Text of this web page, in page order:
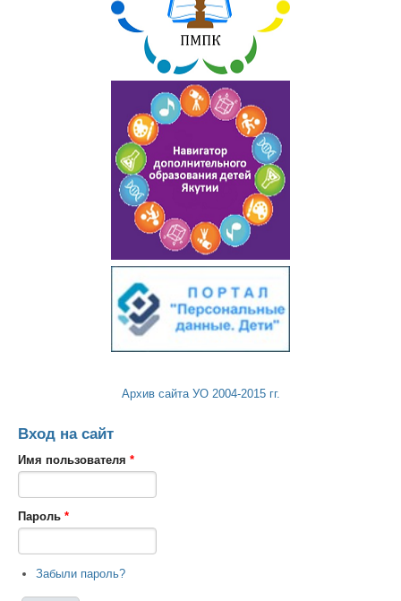
Архив сайта УО 2004-2015 гг.
Вход на сайт
Имя пользователя *
Пароль *
Забыли пароль?